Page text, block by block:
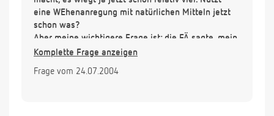
eine WEhenanregung mit natürlichen Mitteln jetzt
schon was?
Aber meine wichtigere Frage ist: die FÄ sagte, mein
äusserer Muttermund wäre schon klaffend offen.
man da 2 versch, hat.. *peinlich*... was bedeutet
Komplette Frage anzeigen
Frage vom 24.07.2004